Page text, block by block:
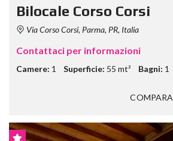
Bilocale Corso Corsi
Via Corso Corsi, Parma, PR, Italia
Contattaci per informazioni
Camere: 1 Superficie: 55 mt² Bagni: 1
COMPARA